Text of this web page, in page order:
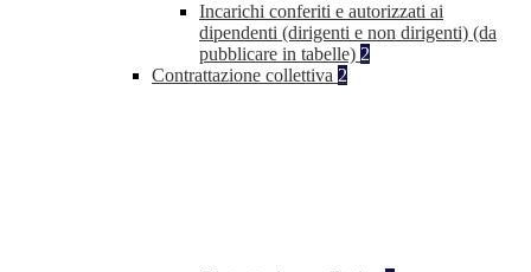
Incarichi conferiti e autorizzati ai
dipendenti (dirigenti e non dirigenti) (da
pubblicare in tabelle) 2
Contrattazione collettiva 2